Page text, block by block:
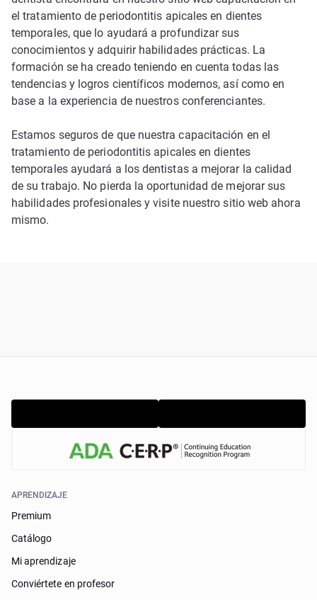
el tratamiento de periodontitis apicales en dientes
temporales, que lo ayudará a profundizar sus
conocimientos y adquirir habilidades prácticas. La
formación se ha creado teniendo en cuenta todas las
tendencias y logros científicos modernos, así como en
base a la experiencia de nuestros conferenciantes.
Estamos seguros de que nuestra capacitación en el
tratamiento de periodontitis apicales en dientes
temporales ayudará a los dentistas a mejorar la calidad
de su trabajo. No pierda la oportunidad de mejorar sus
habilidades profesionales y visite nuestro sitio web ahora
mismo.
APRENDIZAJE
Premium
Catálogo
Mi aprendizaje
Conviértete en profesor